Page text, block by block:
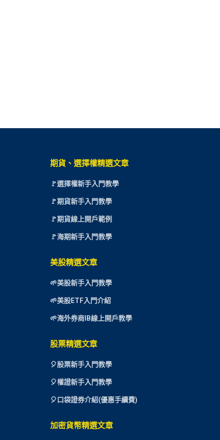
期貨、選擇權精選文章
🚩選擇權新手入門教學
🚩期貨新手入門教學
🚩期貨線上開戶範例
🚩海期新手入門教學
美股精選文章
🌱美股新手入門教學
🌱美股ETF入門介紹
🌱海外券商IB線上開戶教學
股票精選文章
🎈股票新手入門教學
🎈權證新手入門教學
🎈口袋證券介紹(優惠手續費)
加密貨幣精選文章